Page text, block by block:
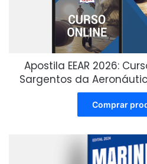
Apostila EEAR 2026:
Sargentos da
Comprar